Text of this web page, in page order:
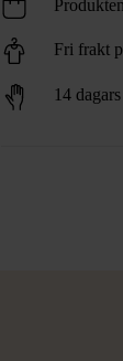
Fri frakt
14